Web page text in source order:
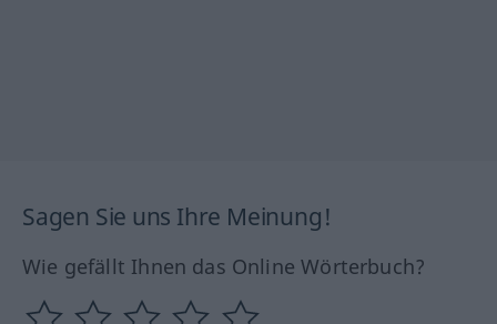
Sagen Sie uns Ihre Meinung!
Wie gefällt Ihnen das Online Wörterbuch?